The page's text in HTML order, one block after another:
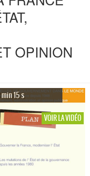
OPINION
15 s
VOIR LA VIDÉO